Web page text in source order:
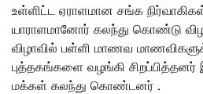
உள்ளிட்ட ஏராளமான சங்க
யாராளமானோர் கலந்து கொண்டு
விழாவில் பள்ளி மாணவ
புத்தகங்களை வழங்கி சிறப்பித்தனர்
மக்கள் கலந்து கொண்டனர் .